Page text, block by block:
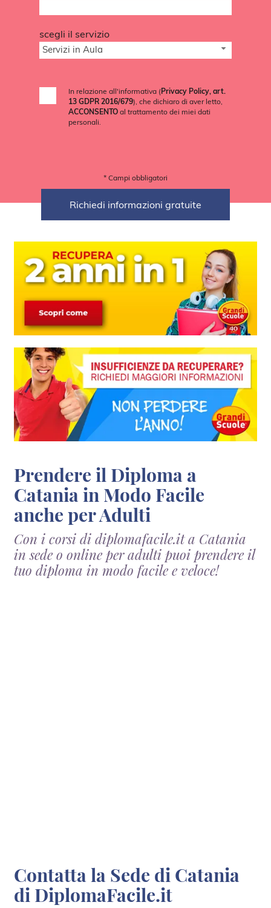
scegli il servizio
Servizi in Aula
In relazione all'informativa (Privacy Policy, art.
13 GDPR 2016/679), che dichiaro di aver letto,
ACCONSENTO al trattamento dei miei dati
personali.
* Campi obbligatori
Prendere il Diploma a
Catania in Modo Facile
anche per Adulti
Con i corsi di diplomafacile.it a Catania
in sede o online per adulti puoi prendere il
tuo diploma in modo facile e veloce!
Contatta la Sede di Catania
di DiplomaFacile.it